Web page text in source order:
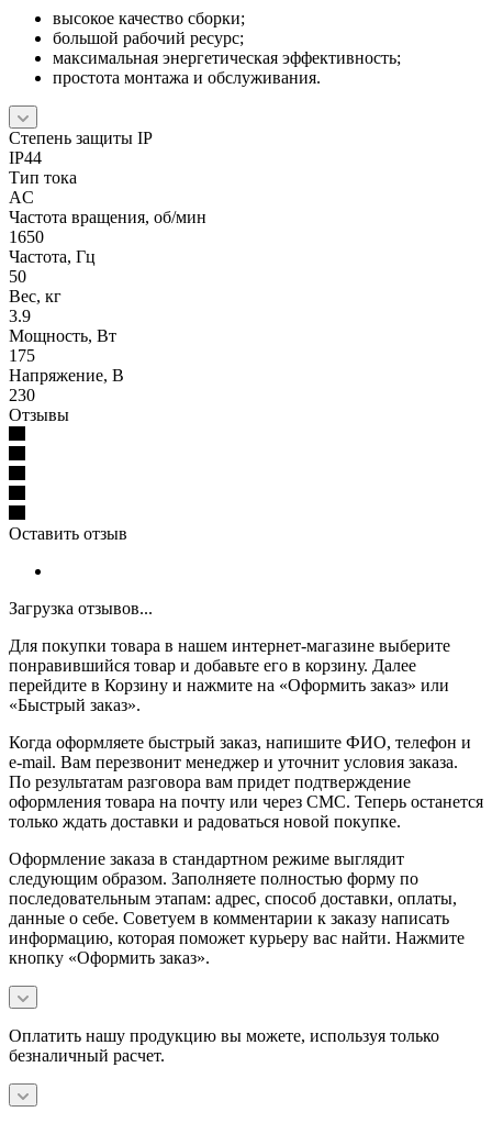
высокое качество сборки;
большой рабочий ресурс;
максимальная энергетическая эффективность;
простота монтажа и обслуживания.
Степень защиты IP
IP44
Тип тока
AC
Частота вращения, об/мин
1650
Частота, Гц
50
Вес, кг
3.9
Мощность, Вт
175
Напряжение, В
230
Отзывы
Оставить отзыв
Загрузка отзывов...
Для покупки товара в нашем интернет-магазине выберите
понравившийся товар и добавьте его в корзину. Далее
перейдите в Корзину и нажмите на «Оформить заказ» или
«Быстрый заказ».
Когда оформляете быстрый заказ, напишите ФИО, телефон и
e-mail. Вам перезвонит менеджер и уточнит условия заказа.
По результатам разговора вам придет подтверждение
оформления товара на почту или через СМС. Теперь останется
только ждать доставки и радоваться новой покупке.
Оформление заказа в стандартном режиме выглядит
следующим образом. Заполняете полностью форму по
последовательным этапам: адрес, способ доставки, оплаты,
данные о себе. Советуем в комментарии к заказу написать
информацию, которая поможет курьеру вас найти. Нажмите
кнопку «Оформить заказ».
Оплатить нашу продукцию вы можете, используя только
безналичный расчет.